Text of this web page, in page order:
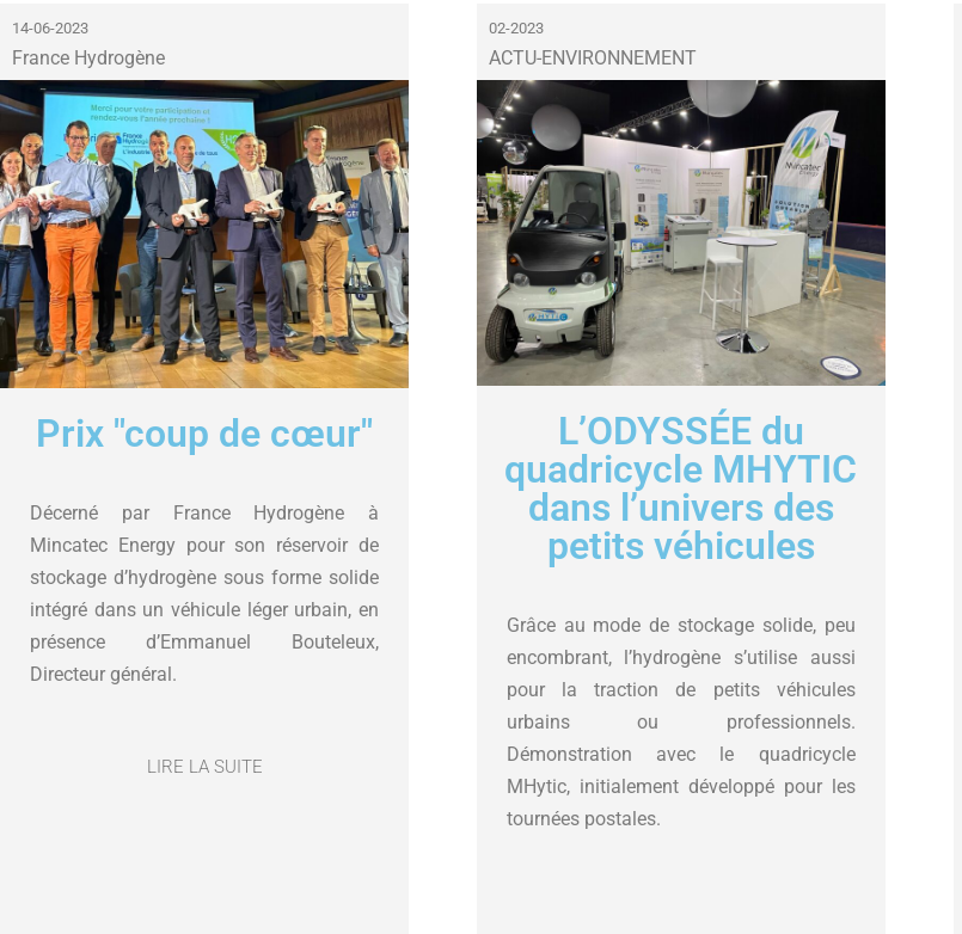
14-06-2023
France Hydrogène
Prix "coup de cœur"
Décerné par France Hydrogène à
Mincatec Energy pour son réservoir de
stockage d’hydrogène sous forme solide
intégré dans un véhicule léger urbain, en
présence d’Emmanuel Bouteleux,
Directeur général.
LIRE LA SUITE
02-2023
ACTU-ENVIRONNEMENT
L’ODYSSÉE du
quadricycle MHYTIC
dans l’univers des
petits véhicules
Grâce au mode de stockage solide, peu
encombrant, l’hydrogène s’utilise aussi
pour la traction de petits véhicules
urbains ou professionnels.
Démonstration avec le quadricycle
MHytic, initialement développé pour les
tournées postales.